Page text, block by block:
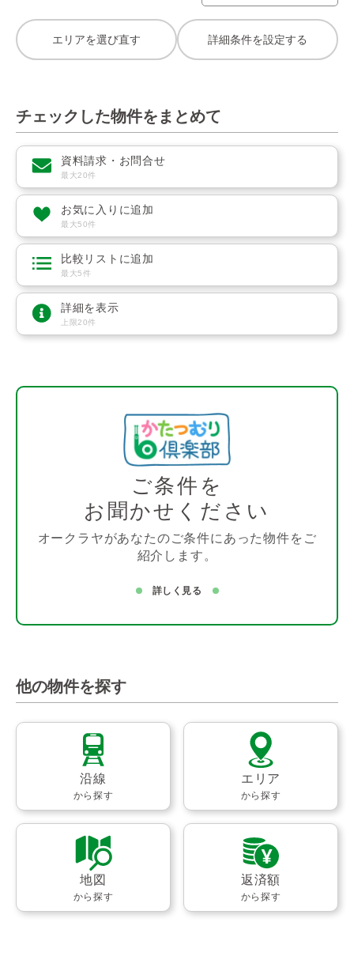
エリアを選び直す 詳細条件を設定する
チェックした物件をまとめて
資料請求・お問合せ
最大20件
お気に入りに追加
最大50件
比較リストに追加
最大5件
詳細を表示
上限20件
ご条件を
お聞かせください
オークラヤがあなたのご条件にあった物件をご
紹介します。
詳しく見る
他の物件を探す
沿線
から探す
エリア
から探す
地図
から探す
返済額
から探す